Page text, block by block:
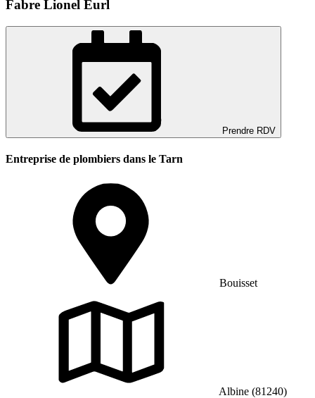
Fabre Lionel Eurl
Prendre RDV
Entreprise de plombiers dans le Tarn
Bouisset
Albine (81240)